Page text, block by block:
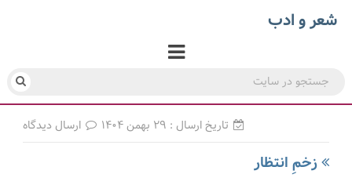
شعر و ادب
تاریخ ارسال : ۲۹ بهمن ۱۴۰۴ ارسال دیدگاه
زخمِ انتظار